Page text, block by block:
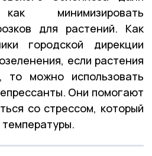
минимизировать
для растений. Как
городской дирекции
если растения
то можно использовать
Они помогают
со стрессом, который